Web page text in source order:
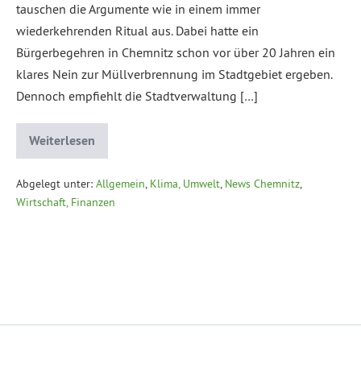
tauschen die Argumente wie in einem immer
wiederkehrenden Ritual aus. Dabei hatte ein
Bürgerbegehren in Chemnitz schon vor über 20 Jahren ein
klares Nein zur Müllverbrennung im Stadtgebiet ergeben.
Dennoch empfiehlt die Stadtverwaltung […]
Weiterlesen
Abgelegt unter: Allgemein, Klima, Umwelt, News Chemnitz,
Wirtschaft, Finanzen